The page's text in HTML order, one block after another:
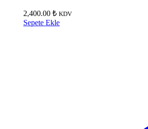
2,400.00 ₺ KDV
Sepete Ekle